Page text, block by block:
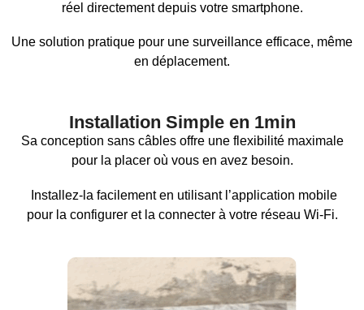
réel directement depuis votre smartphone.
Une solution pratique pour une surveillance efficace, même
en déplacement.
Installation Simple en 1min
Sa conception sans câbles offre une flexibilité maximale
pour la placer où vous en avez besoin.
Installez-la facilement en utilisant l’application mobile
pour la configurer et la connecter à votre réseau Wi-Fi.